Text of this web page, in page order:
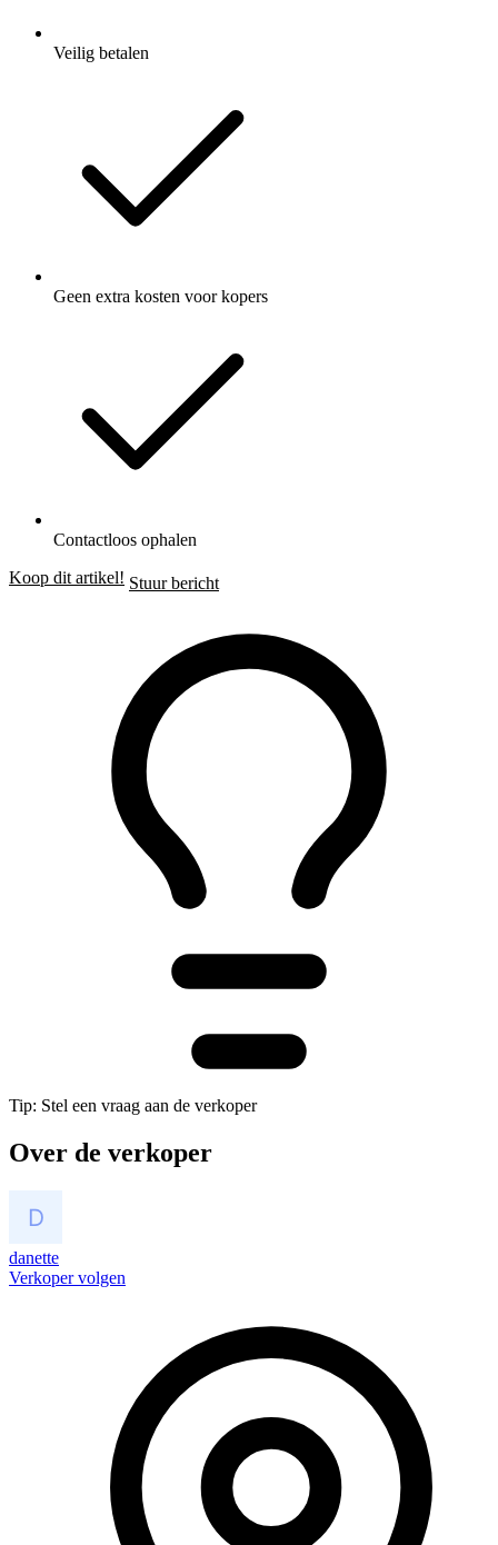
Veilig betalen
Geen extra kosten voor kopers
Contactloos ophalen
Koop dit artikel! Stuur bericht
Tip: Stel een vraag aan de verkoper
Over de verkoper
danette
Verkoper volgen